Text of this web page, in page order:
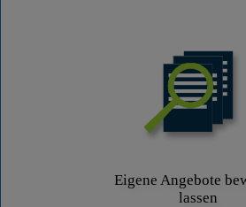
Eigene Angebote
lassen